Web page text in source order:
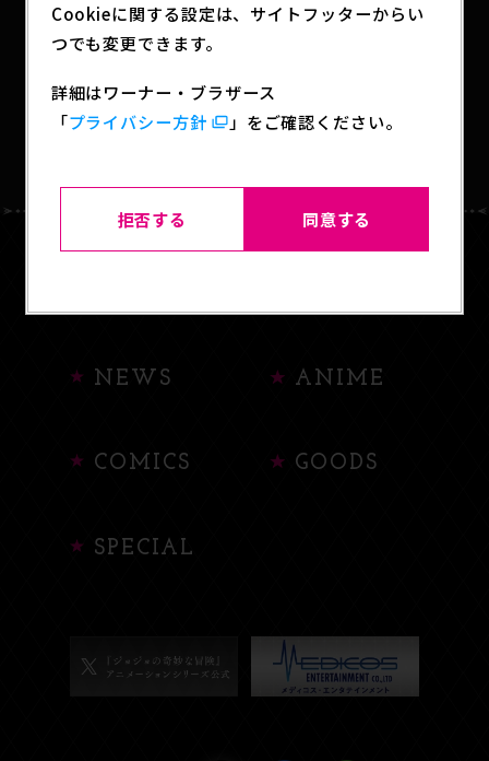
BACK TO LIST
NEWS ANIME
COMICS GOODS
SPECIAL
Cookieに関する設定は、サイトフッターからい
つでも変更できます。
詳細はワーナー・ブラザース
「プライバシー方針 」をご確認ください。
拒否する 同意する